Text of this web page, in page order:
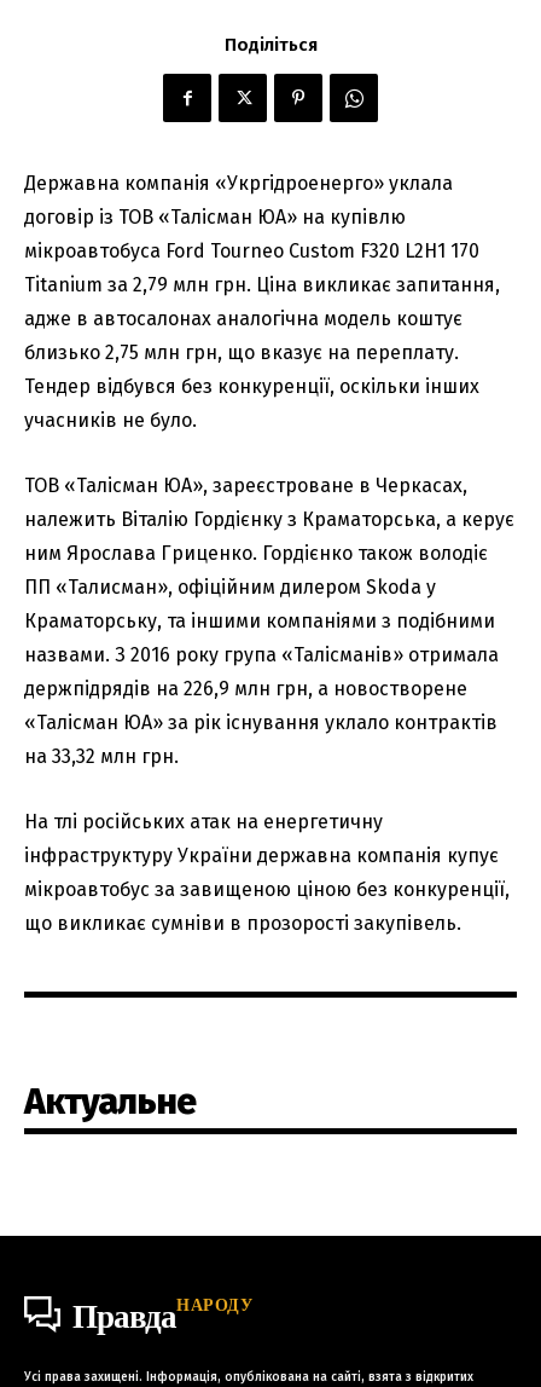
Поділіться
Державна компанія «Укргідроенерго» уклала
договір із ТОВ «Талісман ЮА» на купівлю
мікроавтобуса Ford Tourneo Custom F320 L2H1 170
Titanium за 2,79 млн грн. Ціна викликає запитання,
адже в автосалонах аналогічна модель коштує
близько 2,75 млн грн, що вказує на переплату.
Тендер відбувся без конкуренції, оскільки інших
учасників не було.
ТОВ «Талісман ЮА», зареєстроване в Черкасах,
належить Віталію Гордієнку з Краматорська, а керує
ним Ярослава Гриценко. Гордієнко також володіє
ПП «Талисман», офіційним дилером Skoda у
Краматорську, та іншими компаніями з подібними
назвами. З 2016 року група «Талісманів» отримала
держпідрядів на 226,9 млн грн, а новостворене
«Талісман ЮА» за рік існування уклало контрактів
на 33,32 млн грн.
На тлі російських атак на енергетичну
інфраструктуру України державна компанія купує
мікроавтобус за завищеною ціною без конкуренції,
що викликає сумніви в прозорості закупівель.
Актуальне
ПравдаНАРОДУ
Усі права захищені. Інформація, опублікована на сайті, взята з відкритих